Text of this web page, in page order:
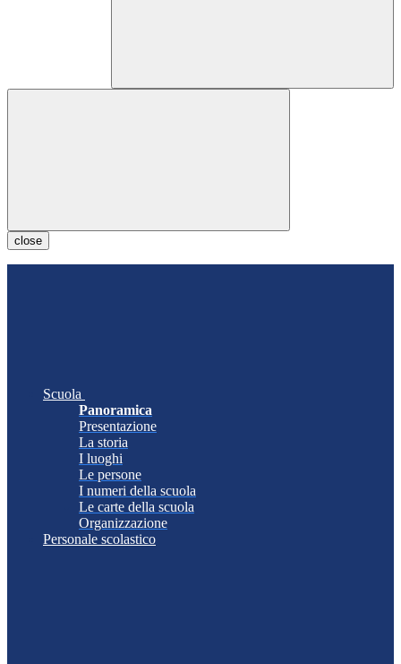
close
Scuola
Panoramica
Presentazione
La storia
I luoghi
Le persone
I numeri della scuola
Le carte della scuola
Organizzazione
Personale scolastico